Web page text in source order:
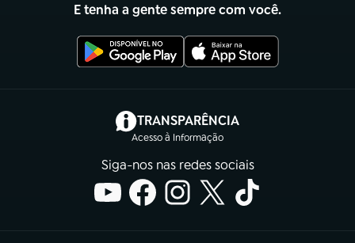
E tenha a gente sempre com você.
TRANSPARÊNCIA
Acesso à Informação
(abre em nova aba)
Siga-nos nas redes sociais